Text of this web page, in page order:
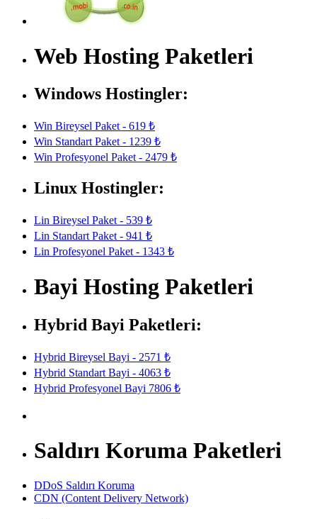
Web Hosting Paketleri
Windows Hostingler:
Win Bireysel Paket - 619 ₺
Win Standart Paket - 1239 ₺
Win Profesyonel Paket - 2479 ₺
Linux Hostingler:
Lin Bireysel Paket - 539 ₺
Lin Standart Paket - 941 ₺
Lin Profesyonel Paket - 1343 ₺
Bayi Hosting Paketleri
Hybrid Bayi Paketleri:
Hybrid Bireysel Bayi - 2571 ₺
Hybrid Standart Bayi - 4063 ₺
Hybrid Profesyonel Bayi 7806 ₺
Saldırı Koruma Paketleri
DDoS Saldırı Koruma
CDN (Content Delivery Network)